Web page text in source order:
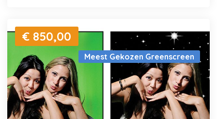
Meest Gekozen Greenscreen
€ 850,00